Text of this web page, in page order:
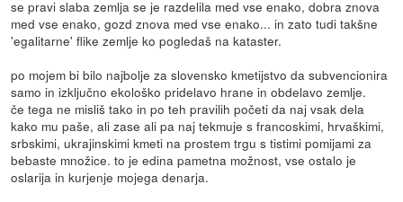
se pravi slaba zemlja se je razdelila med vse enako, dobra znova
med vse enako, gozd znova med vse enako... in zato tudi takšne
'egalitarne' flike zemlje ko pogledaš na kataster.
po mojem bi bilo najbolje za slovensko kmetijstvo da subvencionira
samo in izključno ekološko pridelavo hrane in obdelavo zemlje.
če tega ne misliš tako in po teh pravilih početi da naj vsak dela
kako mu paše, ali zase ali pa naj tekmuje s francoskimi, hrvaškimi,
srbskimi, ukrajinskimi kmeti na prostem trgu s tistimi pomijami za
bebaste množice. to je edina pametna možnost, vse ostalo je
oslarija in kurjenje mojega denarja.